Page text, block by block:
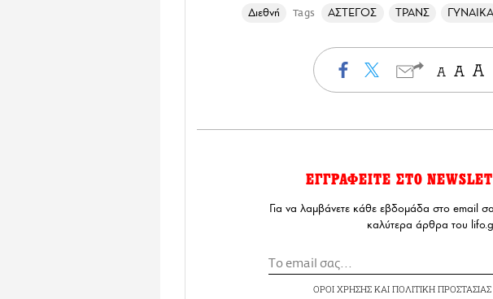
Διεθνή Tags ΑΣΤΕΓΟΣ ΤΡΑΝΣ ΓΥΝΑΙΚΑ
ΕΓΓΡΑΦΕΙΤΕ ΣΤΟ
Για να λαμβάνετε κάθε εβδομάδα στο email
καλύτερα άρθρα του
ΟΡΟΙ ΧΡΗΣΗΣΚΑΙ ΠΟΛΙΤΙΚΗ